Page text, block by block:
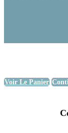
Voir Le Panier